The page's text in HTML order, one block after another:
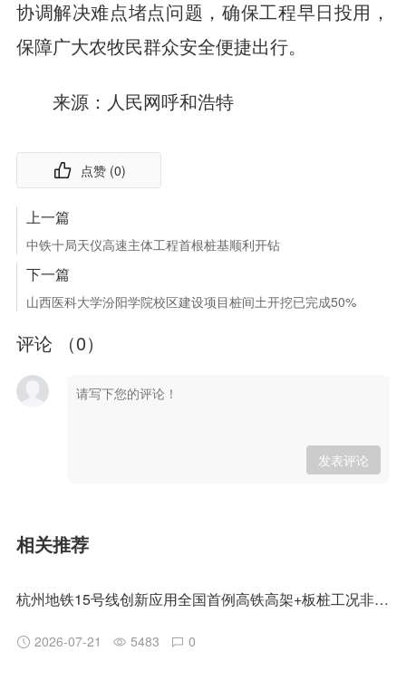
协调解决难点堵点问题，确保工程早日投用，
保障广大农牧民群众安全便捷出行。
来源： 人民网呼和浩特
点赞 (0)
上一篇
中铁十局天仪高速主体工程首根桩基顺利开钻
下一篇
山西医科大学汾阳学院校区建设项目桩间土开挖已完成50%
评论 （0）
发表评论
相关推荐
杭州地铁15号线创新应用全国首例高铁高架+板桩工况非清障磨桩技术
2026-07-21 5483 0